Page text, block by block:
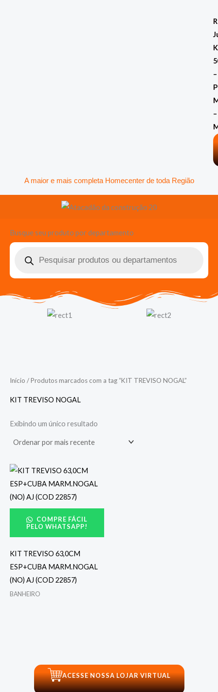
–
–
A maior e mais completa Homecenter de toda Região
Busque seu produto por departamento
Pesquisar
Início / Produtos marcados com a tag “KIT TREVISO NOGAL”
KIT TREVISO NOGAL
Exibindo um único resultado
COMPRE FÁCIL
PELO WHATSAPP!
KIT TREVISO 63,0CM
ESP+CUBA MARM.NOGAL
(NO) AJ (COD 22857)
BANHEIRO
ACESSE NOSSA LOJAR VIRTUAL